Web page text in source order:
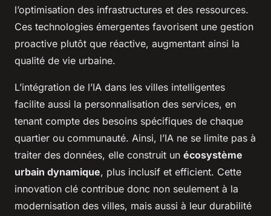
l’optimisation des infrastructures et des ressources.
Ces technologies émergentes favorisent une gestion
proactive plutôt que réactive, augmentant ainsi la
qualité de vie urbaine.
L’intégration de l’IA dans les villes intelligentes
facilite aussi la personnalisation des services, en
tenant compte des besoins spécifiques de chaque
quartier ou communauté. Ainsi, l’IA ne se limite pas à
traiter des données, elle construit un écosystème
urbain dynamique, plus inclusif et efficient. Cette
innovation clé contribue donc non seulement à la
modernisation des villes, mais aussi à leur durabilité